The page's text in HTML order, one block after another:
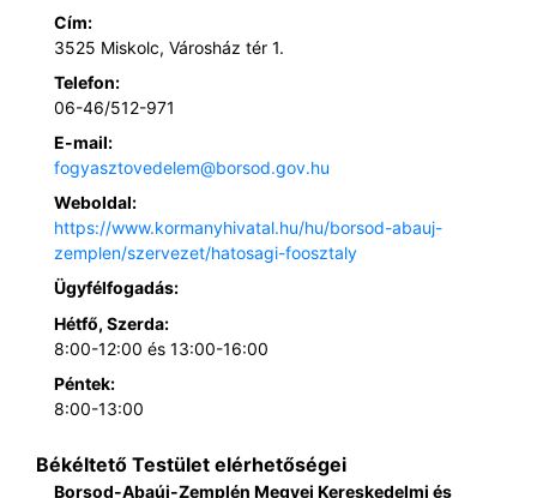
Cím:
3525 Miskolc, Városház tér 1.
Telefon:
06-46/512-971
E-mail:
fogyasztovedelem@borsod.gov.hu
Weboldal:
https://www.kormanyhivatal.hu/hu/borsod-abauj-
zemplen/szervezet/hatosagi-foosztaly
Ügyfélfogadás:
Hétfő, Szerda:
8:00-12:00 és 13:00-16:00
Péntek:
8:00-13:00
Békéltető Testület elérhetőségei
Borsod-Abaúj-Zemplén Megyei Kereskedelmi és